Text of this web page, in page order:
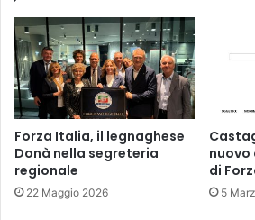
Forza Italia, il legnaghese
Donà nella segreteria
regionale
22 Maggio 2026
di
5